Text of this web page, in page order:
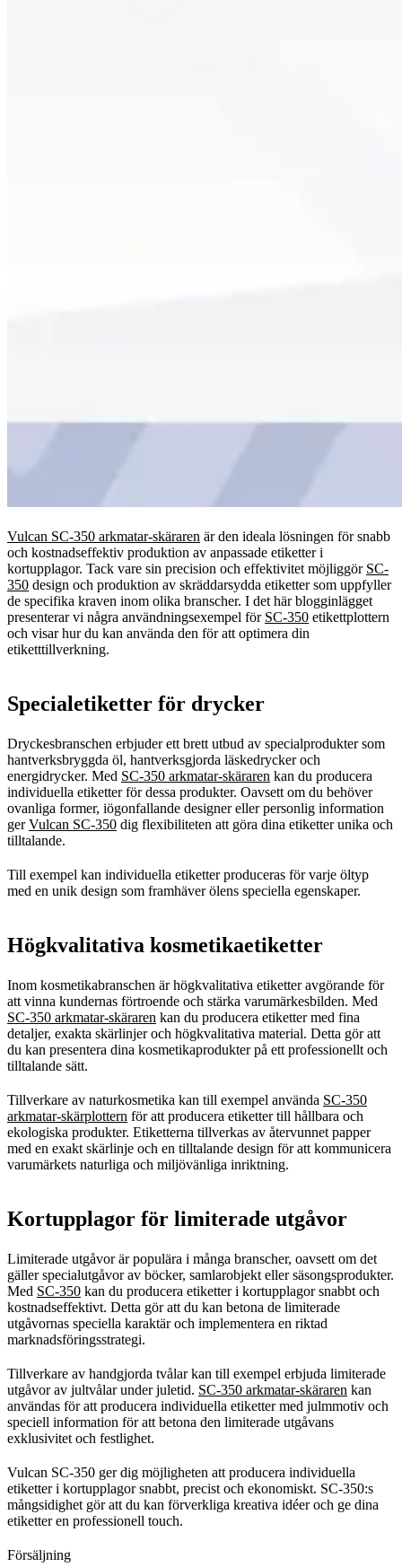
Vulcan SC-350 arkmatar-skäraren är den ideala lösningen för snabb
och kostnadseffektiv produktion av anpassade etiketter i
kortupplagor. Tack vare sin precision och effektivitet möjliggör SC-
350 design och produktion av skräddarsydda etiketter som uppfyller
de specifika kraven inom olika branscher. I det här blogginlägget
presenterar vi några användningsexempel för SC-350 etikettplottern
och visar hur du kan använda den för att optimera din
etiketttillverkning.
Specialetiketter för drycker
Dryckesbranschen erbjuder ett brett utbud av specialprodukter som
hantverksbryggda öl, hantverksgjorda läskedrycker och
energidrycker. Med SC-350 arkmatar-skäraren kan du producera
individuella etiketter för dessa produkter. Oavsett om du behöver
ovanliga former, iögonfallande designer eller personlig information
gerVulcan SC-350 dig flexibiliteten att göra dina etiketter unika och
tilltalande.
Till exempel kan individuella etiketter produceras för varje öltyp
med en unik design som framhäver ölens speciella egenskaper.
Högkvalitativa kosmetikaetiketter
Inom kosmetikabranschen är högkvalitativa etiketter avgörande för
att vinna kundernas förtroende och stärka varumärkesbilden. Med
SC-350 arkmatar-skäraren kan du producera etiketter med fina
detaljer, exakta skärlinjer och högkvalitativa material. Detta gör att
du kan presentera dina kosmetikaprodukter på ett professionellt och
tilltalande sätt.
Tillverkare av naturkosmetika kan till exempel använda SC-350
arkmatar-skärplottern för att producera etiketter till hållbara och
ekologiska produkter. Etiketterna tillverkas av återvunnet papper
med en exakt skärlinje och en tilltalande design för att kommunicera
varumärkets naturliga och miljövänliga inriktning.
Kortupplagor för limiterade utgåvor
Limiterade utgåvor är populära i många branscher, oavsett om det
gäller specialutgåvor av böcker, samlarobjekt eller säsongsprodukter.
Med SC-350 kan du producera etiketter i kortupplagor snabbt och
kostnadseffektivt. Detta gör att du kan betona de limiterade
utgåvornas speciella karaktär och implementera en riktad
marknadsföringsstrategi.
Tillverkare av handgjorda tvålar kan till exempel erbjuda limiterade
utgåvor av jultvålar under juletid. SC-350 arkmatar-skäraren kan
användas för att producera individuella etiketter med julmmotiv och
speciell information för att betona den limiterade utgåvans
exklusivitet och festlighet.
Vulcan SC-350 ger dig möjligheten att producera individuella
etiketter i kortupplagor snabbt, precist och ekonomiskt. SC-350:s
mångsidighet gör att du kan förverkliga kreativa idéer och ge dina
etiketter en professionell touch.
Försäljning